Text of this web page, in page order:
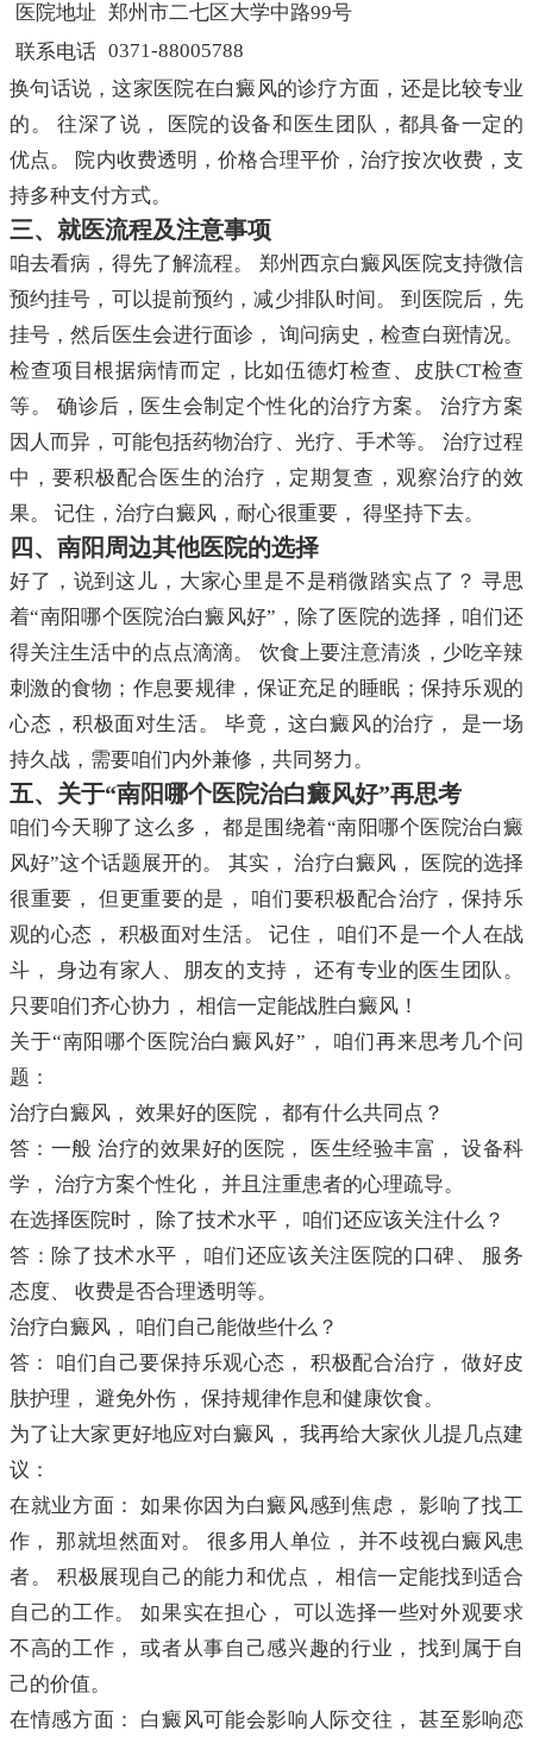
医院地址 郑州市二七区大学中路99号
联系电话 0371-88005788
换句话说，这家医院在白癜风的诊疗方面，还是比较专业
的。 往深了说， 医院的设备和医生团队，都具备一定的
优点。 院内收费透明，价格合理平价，治疗按次收费，支
持多种支付方式。
三、就医流程及注意事项
咱去看病，得先了解流程。 郑州西京白癜风医院支持微信
预约挂号，可以提前预约，减少排队时间。 到医院后，先
挂号，然后医生会进行面诊， 询问病史，检查白斑情况。
检查项目根据病情而定，比如伍德灯检查、皮肤CT检查
等。 确诊后，医生会制定个性化的治疗方案。 治疗方案
因人而异，可能包括药物治疗、光疗、手术等。 治疗过程
中，要积极配合医生的治疗，定期复查，观察治疗的效
果。 记住，治疗白癜风，耐心很重要， 得坚持下去。
四、南阳周边其他医院的选择
好了，说到这儿，大家心里是不是稍微踏实点了？ 寻思
着“南阳哪个医院治白癜风好”，除了医院的选择，咱们还
得关注生活中的点点滴滴。 饮食上要注意清淡，少吃辛辣
刺激的食物；作息要规律，保证充足的睡眠；保持乐观的
心态，积极面对生活。 毕竟，这白癜风的治疗， 是一场
持久战，需要咱们内外兼修，共同努力。
五、关于“南阳哪个医院治白癜风好”再思考
咱们今天聊了这么多， 都是围绕着“南阳哪个医院治白癜
风好”这个话题展开的。 其实， 治疗白癜风， 医院的选择
很重要， 但更重要的是， 咱们要积极配合治疗，保持乐
观的心态， 积极面对生活。 记住， 咱们不是一个人在战
斗， 身边有家人、朋友的支持， 还有专业的医生团队。
只要咱们齐心协力， 相信一定能战胜白癜风！
关于“南阳哪个医院治白癜风好”， 咱们再来思考几个问
题：
治疗白癜风， 效果好的医院， 都有什么共同点？
答：一般 治疗的效果好的医院， 医生经验丰富， 设备科
学， 治疗方案个性化， 并且注重患者的心理疏导。
在选择医院时， 除了技术水平， 咱们还应该关注什么？
答：除了技术水平， 咱们还应该关注医院的口碑、 服务
态度、 收费是否合理透明等。
治疗白癜风， 咱们自己能做些什么？
答： 咱们自己要保持乐观心态， 积极配合治疗， 做好皮
肤护理， 避免外伤， 保持规律作息和健康饮食。
为了让大家更好地应对白癜风， 我再给大家伙儿提几点建
议：
在就业方面： 如果你因为白癜风感到焦虑， 影响了找工
作， 那就坦然面对。 很多用人单位， 并不歧视白癜风患
者。 积极展现自己的能力和优点， 相信一定能找到适合
自己的工作。 如果实在担心， 可以选择一些对外观要求
不高的工作， 或者从事自己感兴趣的行业， 找到属于自
己的价值。
在情感方面： 白癜风可能会影响人际交往， 甚至影响恋